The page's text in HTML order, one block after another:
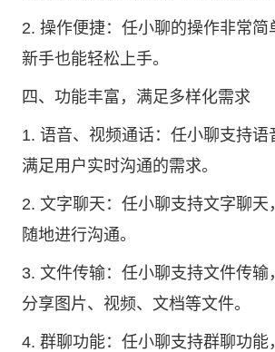
2. 操作便捷：任小聊的操作非常简
新手也能轻松上手。
四、功能丰富，满足多样化需求
1. 语音、视频通话：任小聊支持语
满足用户实时沟通的需求。
2. 文字聊天：任小聊支持文字聊天
随地进行沟通。
3. 文件传输：任小聊支持文件传输
分享图片、视频、文档等文件。
4. 群聊功能：任小聊支持群聊功能